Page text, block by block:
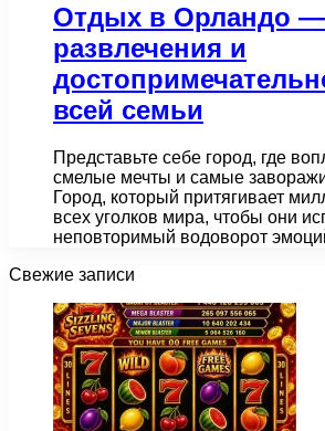
Отдых в Орландо
развлечения и
всей семьи
Представьте себе город, где
смелые мечты и самые
Город, который притягивает
всех уголков мира, чтобы они
неповторимый водоворот
Свежие записи